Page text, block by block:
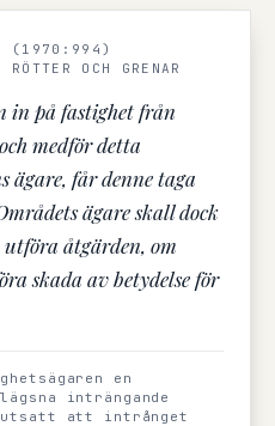
(1970:994)
OCH GRENAR
in på fastighet från
medför detta
ägare, får denne taga
ägare skall dock
åtgärden, om
skada av betydelse för
en
inträngande
att intrånget